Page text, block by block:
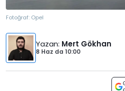
Fotoğraf: Opel
Yazan: Mert Gökhan
8 Haz da 10:00